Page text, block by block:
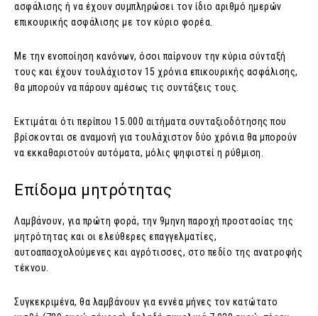
ασφάλισης ή να έχουν συμπληρώσει τον ίδιο αριθμό ημερών
επικουρικής ασφάλισης με τον κύριο φορέα.
Με την ενοποίηση κανόνων, όσοι παίρνουν την κύρια σύνταξή
τους και έχουν τουλάχιστον 15 χρόνια επικουρικής ασφάλισης,
θα μπορούν να πάρουν αμέσως τις συντάξεις τους.
Εκτιμάται ότι περίπου 15.000 αιτήματα συνταξιοδότησης που
βρίσκονται σε αναμονή για τουλάχιστον δύο χρόνια θα μπορούν
να εκκαθαριστούν αυτόματα, μόλις ψηφιστεί η ρύθμιση.
Επίδομα μητρότητας
Λαμβάνουν, για πρώτη φορά, την 9μηνη παροχή προστασίας της
μητρότητας και οι ελεύθερες επαγγελματίες,
αυτοαπασχολούμενες και αγρότισσες, στο πεδίο της ανατροφής
τέκνου.
Συγκεκριμένα, θα λαμβάνουν για εννέα μήνες τον κατώτατο